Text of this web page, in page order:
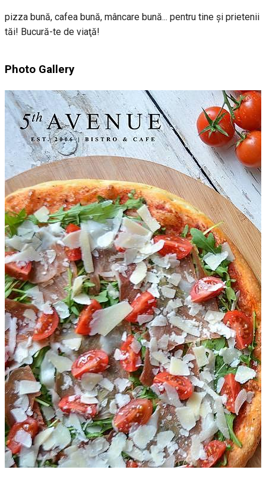
pizza bună, cafea bună, mâncare bună... pentru tine şi prietenii
tăi! Bucură-te de viaţă!
Photo Gallery